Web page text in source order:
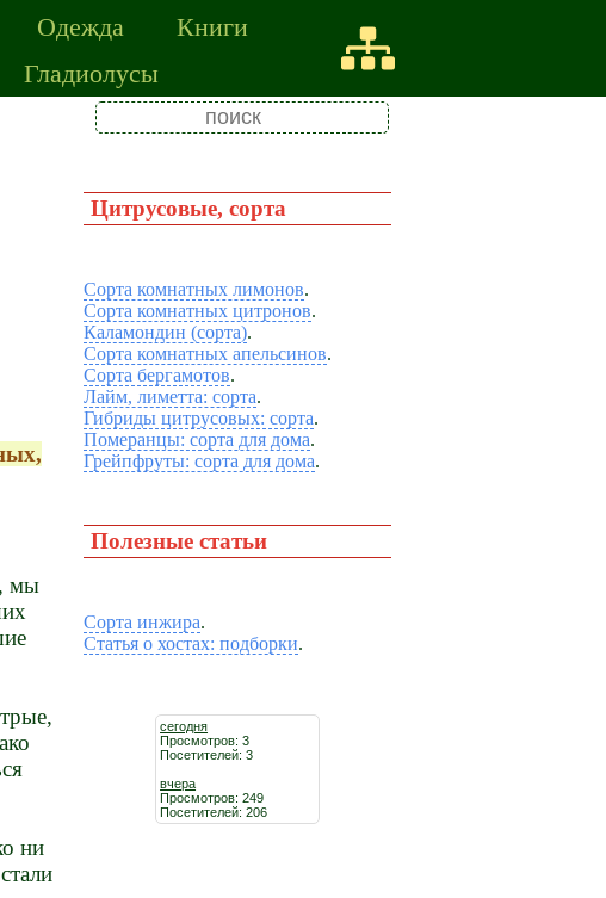
Одежда
Книги
Гладиолусы
Цитрусовые, сорта
Сорта комнатных лимонов.
Сорта комнатных цитронов.
Каламондин (сорта).
Сорта комнатных апельсинов.
Сорта бергамотов.
Лайм, лиметта: сорта.
Гибриды цитрусовых: сорта.
Померанцы: сорта для дома.
Грейпфруты: сорта для дома.
Полезные статьи
Сорта инжира.
Статья о хостах: подборки.
сегодня
Просмотров: 3
Посетителей: 3
вчера
Просмотров: 249
Посетителей: 206
мы
ни